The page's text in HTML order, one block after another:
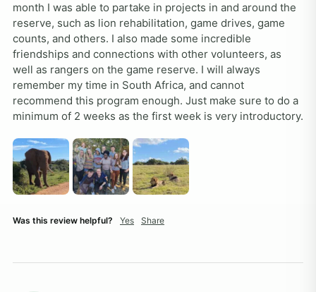
month I was able to partake in projects in and around the
reserve, such as lion rehabilitation, game drives, game
counts, and others. I also made some incredible
friendships and connections with other volunteers, as
well as rangers on the game reserve. I will always
remember my time in South Africa, and cannot
recommend this program enough. Just make sure to do a
Was this review helpful? Yes Share